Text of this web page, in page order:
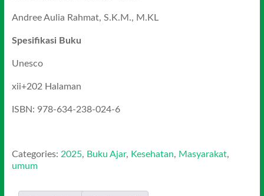
Andree Aulia Rahmat, S.K.M., M.KL
Spesifikasi Buku
Unesco
xii+202 Halaman
ISBN: 978-634-238-024-6
Categories: 2025, Buku Ajar, Kesehatan, Masyarakat,
umum